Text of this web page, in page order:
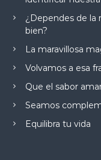
¿Dependes de la
bien?
La maravillosa
Volvamos a esa
Que el sabor
Seamos
Equilibra tu vida